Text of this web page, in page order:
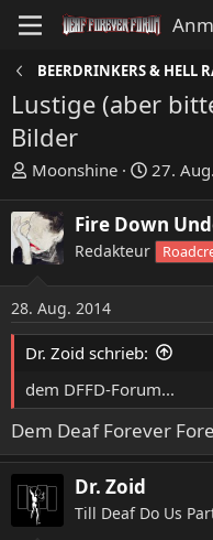
BEERDRINKERS & HELL
Lustige (aber
Bilder
E
s
t
e
l
e
r
Moonshine
E
s
t
e
l
t
a
27.
Fire Down
Redakteur
28. Aug. 2014
Dr. Zoid schrieb:
dem DFFD-Forum...
Dem Deaf Forever
Dr. Zoid
Till Deaf Do Us